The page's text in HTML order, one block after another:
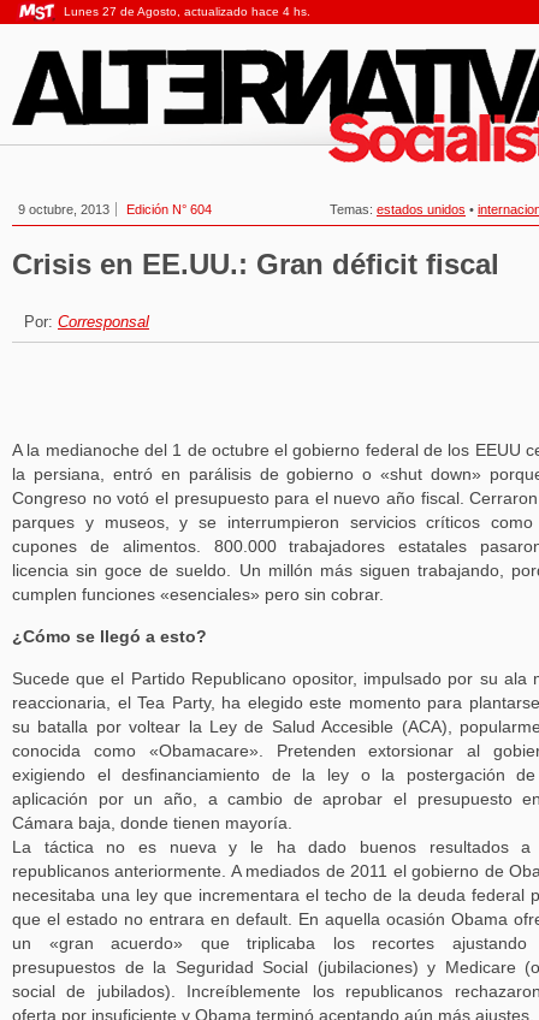
Lunes 27 de Agosto, actualizado hace 4 hs.
9 octubre, 2013 Edición N° 604 Temas: estados unidos •
Crisis en EE.UU.: Gran déficit fiscal
Por: Corresponsal
A la medianoche del 1 de octubre el gobierno federal de los EEUU
la persiana, entró en parálisis de gobierno o «shut down»
Congreso no votó el presupuesto para el nuevo año fiscal.
parques y museos, y se interrumpieron servicios críticos
cupones de alimentos. 800.000 trabajadores estatales
licencia sin goce de sueldo. Un millón más siguen trabajando,
cumplen funciones «esenciales» pero sin cobrar.
¿Cómo se llegó a esto?
Sucede que el Partido Republicano opositor, impulsado por su ala
reaccionaria, el Tea Party, ha elegido este momento para
su batalla por voltear la Ley de Salud Accesible (ACA),
conocida como «Obamacare». Pretenden extorsionar al
exigiendo el desfinanciamiento de la ley o la postergación
aplicación por un año, a cambio de aprobar el presupuesto
Cámara baja, donde tienen mayoría.
La táctica no es nueva y le ha dado buenos resultados a
republicanos anteriormente. A mediados de 2011 el gobierno de
necesitaba una ley que incrementara el techo de la deuda federal
que el estado no entrara en default. En aquella ocasión Obama
un «gran acuerdo» que triplicaba los recortes ajustando
presupuestos de la Seguridad Social (jubilaciones) y Medicare
social de jubilados). Increíblemente los republicanos
oferta por insuficiente y Obama terminó aceptando aún más ajustes.